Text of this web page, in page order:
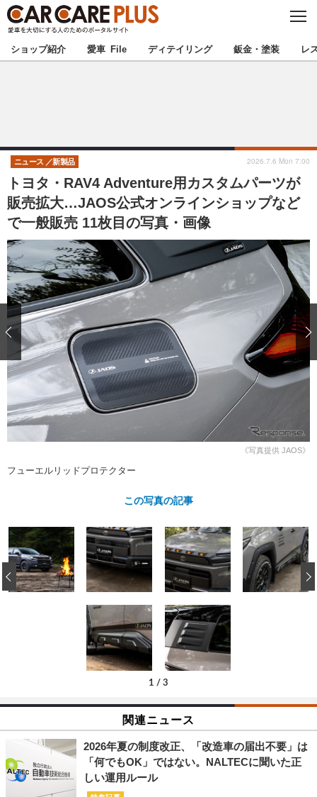
C
S
E
★カーケアプラス認定★ 厳選プロショップを地域から探す
甲信越 北陸
東海 関西
中国 四国
九州 沖縄
注目の記事
ショップレポート
自動車豆知識 ストップ！不具合修理＆粗悪修理
鈑金・塗装
ディテイリング
ディテイリング 洗車
ヘッドライト磨き コーティング
フィルム・ラッピング
鈑金・塗装
小キズ直し
特集記事
ストップ 不具合修理＆粗悪修理
カーメーカー「旧車」関連プロジェ
ショップ紹介
ショップレポート プロショップ検索
レストア
カーメーカー「旧車」関連プロジ
イベント
ショップ紹介 愛車 File ディテイリング 鈑金・塗装 レ
トヨタ・RAV4 Adventure用カスタムパーツが
販売拡大…JAOS公式オンラインショップなど
で一般販売 11枚目の写真・画像
ニュース 新製品 2026.7.6 Mon 7:00
《写真提供 JAOS》
フューエルリッドプロテクター
この写真の記事
1 / 3
‹
関連ニュース
2026年夏の制度改正、「改造車の届出不要」は
「何でもOK」ではない。NALTECに聞いた正
しい運用ルール